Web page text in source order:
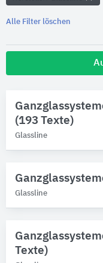
Alle Filter löschen
Glassline
Marken
Produktkategorie
Vordächer
Geländer-Einzelteile
Verglasungselemente
(193 Texte)
Glassline
Glassline
Texte)